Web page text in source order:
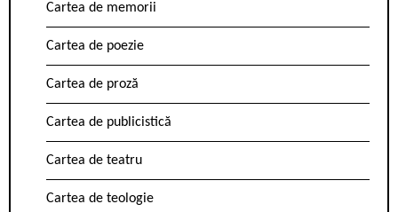
Cartea de memorii
Cartea de poezie
Cartea de proză
Cartea de publicistică
Cartea de teatru
Cartea de teologie